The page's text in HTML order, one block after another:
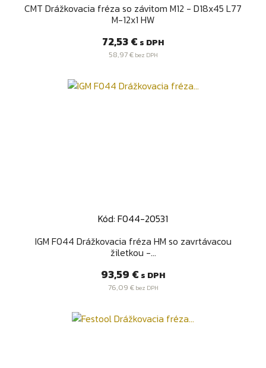
CMT Drážkovacia fréza so závitom M12 - D18x45 L77
M-12x1 HW
Cena
72,53 € s DPH
58,97 €bez DPH
Kód: F044-20531
IGM F044 Drážkovacia fréza HM so zavrtávacou
žiletkou -...
Cena
93,59 € s DPH
76,09 €bez DPH